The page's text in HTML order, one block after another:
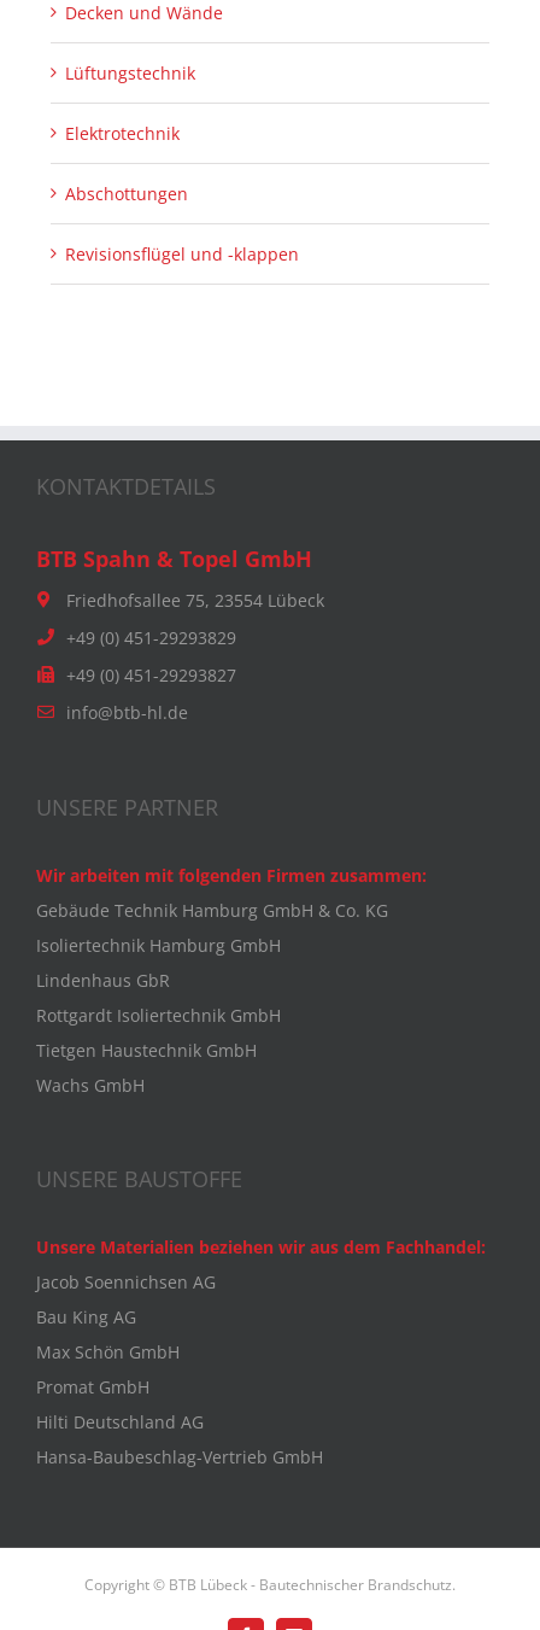
Decken und Wände
Lüftungstechnik
Elektrotechnik
Abschottungen
Revisionsflügel und -klappen
KONTAKTDETAILS
BTB Spahn & Topel GmbH
Friedhofsallee 75, 23554 Lübeck
+49 (0) 451-29293829
+49 (0) 451-29293827
info@btb-hl.de
UNSERE PARTNER
Wir arbeiten mit folgenden Firmen zusammen:
Gebäude Technik Hamburg GmbH & Co. KG
Isoliertechnik Hamburg GmbH
Lindenhaus GbR
Rottgardt Isoliertechnik GmbH
Tietgen Haustechnik GmbH
Wachs GmbH
UNSERE BAUSTOFFE
Unsere Materialien beziehen wir aus dem Fachhandel:
Jacob Soennichsen AG
Bau King AG
Max Schön GmbH
Promat GmbH
Hilti Deutschland AG
Hansa-Baubeschlag-Vertrieb GmbH
Copyright © BTB Lübeck - Bautechnischer Brandschutz.